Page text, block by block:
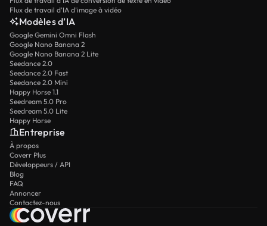
Flux de travail d’IA d’image à vidéo
Modèles d’IA
Google Gemini Omni Flash
Google Nano Banana 2
Google Nano Banana 2 Lite
Seedance 2.0
Seedance 2.0 Fast
Seedance 2.0 Mini
Happy Horse 1.1
Seedream 5.0 Pro
Seedream 5.0 Lite
Happy Horse
Entreprise
À propos
Coverr Plus
Développeurs / API
Blog
FAQ
Annoncer
Contactez-nous